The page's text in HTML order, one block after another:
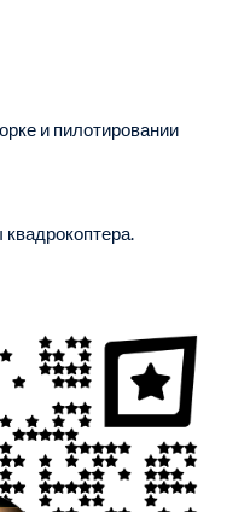
и пилотировании